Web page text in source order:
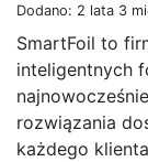
Dodano: 2 lata 3
SmartFoil to
inteligentnych
rozwiązania
każdego